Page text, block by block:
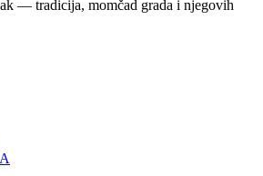
— tradicija, momčad grada i njegovih